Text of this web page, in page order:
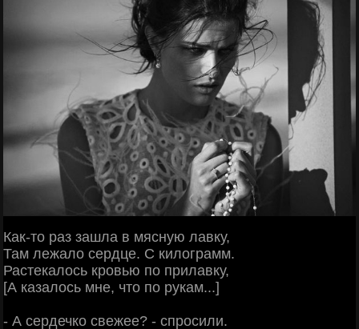
Как-то раз зашла в мясную лавку,
Там лежало сердце. С килограмм.
Растекалось кровью по прилавку,
[А казалось мне, что по рукам...]
- А сердечко свежее? - спросили.